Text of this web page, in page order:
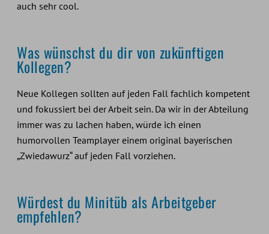
auch sehr cool.
Was wünschst du dir von zukünftigen
Kollegen?
Neue Kollegen sollten auf jeden Fall fachlich kompetent
und fokussiert bei der Arbeit sein. Da wir in der Abteilung
immer was zu lachen haben, würde ich einen
humorvollen Teamplayer einem original bayerischen
„Zwiedawurz“ auf jeden Fall vorziehen.
Würdest du Minitüb als Arbeitgeber
empfehlen?